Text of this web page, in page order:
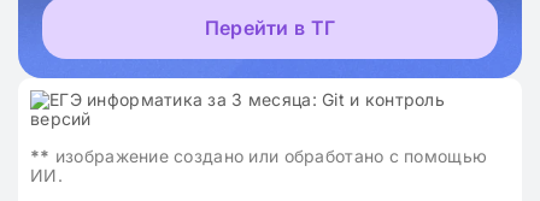
Перейти в ТГ
** изображение создано или обработано с помощью
ИИ.